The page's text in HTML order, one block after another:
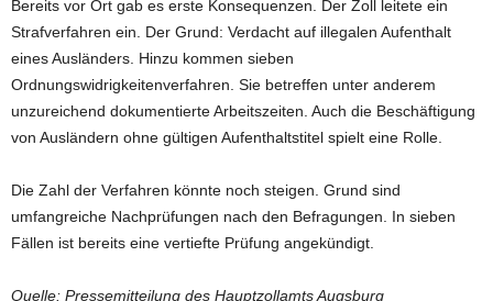
Bereits vor Ort gab es erste Konsequenzen. Der Zoll leitete ein
Strafverfahren ein. Der Grund: Verdacht auf illegalen Aufenthalt
eines Ausländers. Hinzu kommen sieben
Ordnungswidrigkeitenverfahren. Sie betreffen unter anderem
unzureichend dokumentierte Arbeitszeiten. Auch die Beschäftigung
von Ausländern ohne gültigen Aufenthaltstitel spielt eine Rolle.
Die Zahl der Verfahren könnte noch steigen. Grund sind
umfangreiche Nachprüfungen nach den Befragungen. In sieben
Fällen ist bereits eine vertiefte Prüfung angekündigt.
Quelle: Pressemitteilung des Hauptzollamts Augsburg